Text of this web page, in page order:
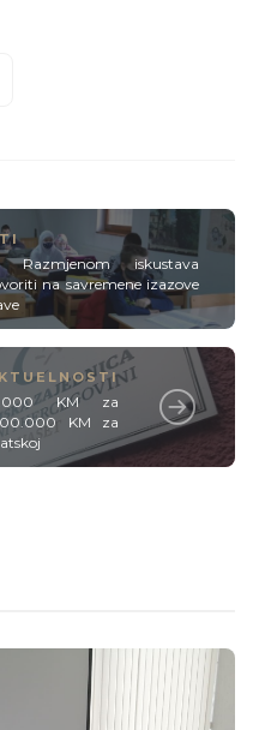
Razmjenom iskustava
na savremene izazove
KM za
KM za